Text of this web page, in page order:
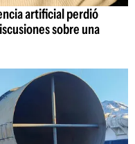
artificial perdió
sobre una